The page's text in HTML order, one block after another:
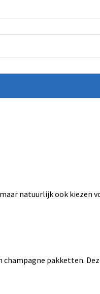
natuurlijk ook kiezen
pakketten.